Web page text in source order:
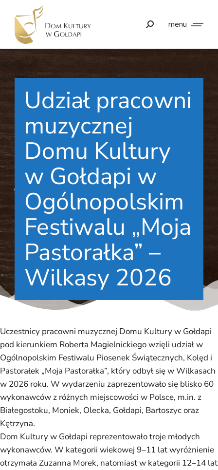
menu
Udział pracowni
muzycznej
Domu Kultury
w Gołdapi w
Ogólnopolskim
Festiwalu „Moja
Pastorałka” –
Wilkasy 2026
Uczestnicy pracowni muzycznej Domu Kultury w Gołdapi
pod kierunkiem Roberta Magielnickiego wzięli udział w
Ogólnopolskim Festiwalu Piosenek Świątecznych, Kolęd i
Pastorałek „Moja Pastorałka”, który odbył się w Wilkasach
w 2026 roku. W wydarzeniu zaprezentowało się blisko 60
wykonawców z różnych miejscowości w Polsce, m.in. z
Białegostoku, Moniek, Olecka, Gołdapi, Bartoszyc oraz
Kętrzyna.
Dom Kultury w Gołdapi reprezentowało troje młodych
wykonawców. W kategorii wiekowej 9–11 lat wyróżnienie
otrzymała Zuzanna Morek, natomiast w kategorii 12–14 lat